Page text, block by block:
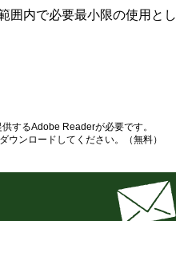
囲内で必要最小限の使用とし
するAdobe Readerが必要です。
ンロードしてください。（無料）